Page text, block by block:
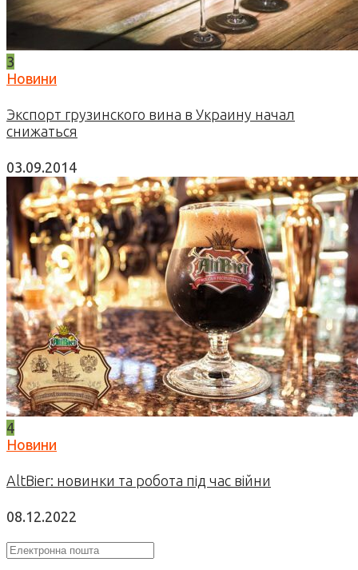
3
Новини
Экспорт грузинского вина в Украину начал
снижаться
03.09.2014
4
Новини
AltBier: новинки та робота під час війни
08.12.2022